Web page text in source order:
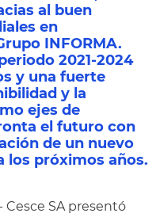
al buen
en
INFORMA.
2021-2024
y una fuerte
y la
ejes de
el futuro con
de un nuevo
los próximos años.
Cesce SA presentó